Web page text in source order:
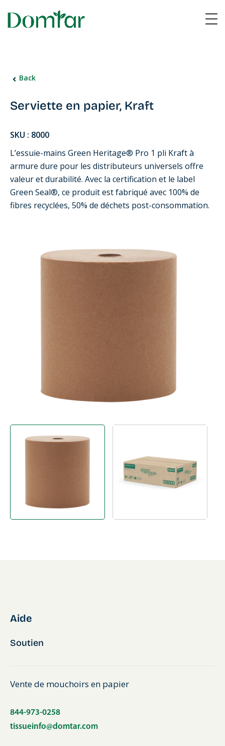
Back
Serviette en papier, Kraft
SKU : 8000
L’essuie-mains Green Heritage® Pro 1 pli Kraft à
armure dure pour les distributeurs universels offre
valeur et durabilité. Avec la certification et le label
Green Seal®, ce produit est fabriqué avec 100% de
fibres recyclées, 50% de déchets post-consommation.
Aide
Soutien
Vente de mouchoirs en papier
844-973-0258
tissueinfo@domtar.com